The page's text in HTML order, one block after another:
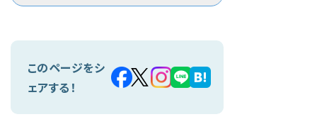
このページをシ
ェアする！